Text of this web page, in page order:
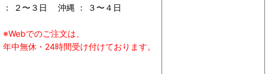
： ２〜３日 沖縄 ： ３〜４日
※Webでのご注文は、
年中無休・24時間受け付けております。